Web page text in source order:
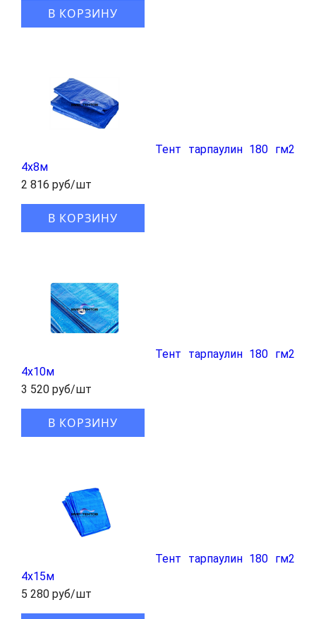
В КОРЗИНУ
Тент тарпаулин 180 гм2
4x8м
2 816 руб/шт
В КОРЗИНУ
Тент тарпаулин 180 гм2
4x10м
3 520 руб/шт
В КОРЗИНУ
Тент тарпаулин 180 гм2
4x15м
5 280 руб/шт